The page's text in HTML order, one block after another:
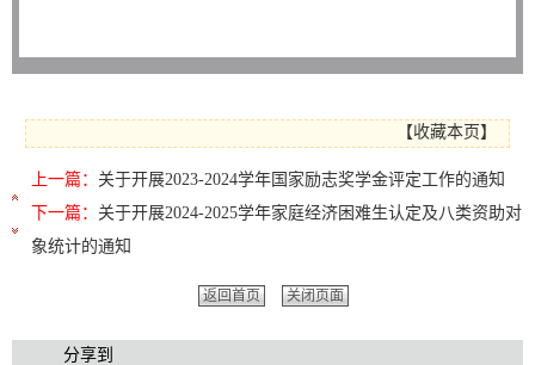
【收藏本页 】
上一篇： 关于开展2023-2024学年国家励志奖学金评定工作的通知
下一篇： 关于开展2024-2025学年家庭经济困难生认定及八类资助对
象统计的通知
返回首页 关闭页面
分享到